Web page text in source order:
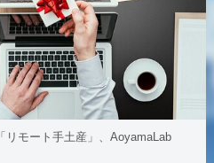
リモート手土産」、AoyamaLab